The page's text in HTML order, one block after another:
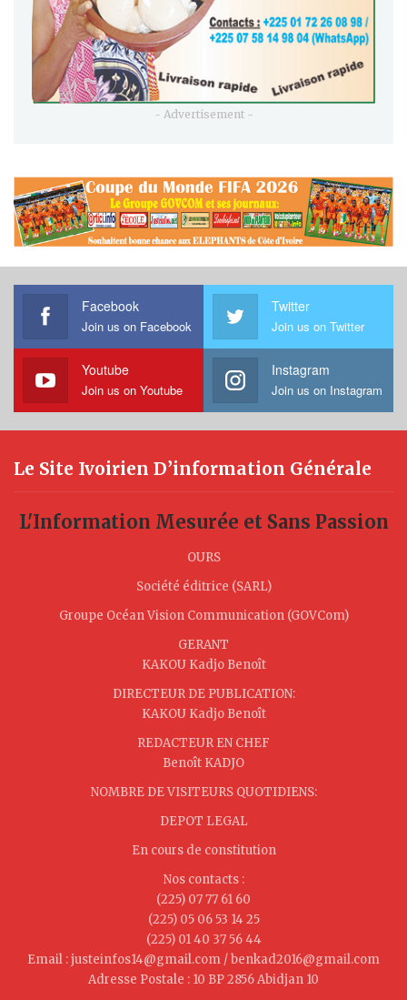
- Advertisement -
Facebook
Join us on Facebook
Twitter
Join us on Twitter
Youtube
Join us on Youtube
Instagram
Join us on Instagram
Le Site Ivoirien D’information Générale
L'Information Mesurée et Sans Passion
OURS
Société éditrice (SARL)
Groupe Océan Vision Communication (GOVCom)
GERANT
KAKOU Kadjo Benoît
DIRECTEUR DE PUBLICATION:
KAKOU Kadjo Benoît
REDACTEUR EN CHEF
Benoît KADJO
NOMBRE DE VISITEURS QUOTIDIENS:
DEPOT LEGAL
En cours de constitution
Nos contacts :
(225) 07 77 61 60
(225) 05 06 53 14 25
(225) 01 40 37 56 44
Email : justeinfos14@gmail.com / benkad2016@gmail.com
Adresse Postale : 10 BP 2856 Abidjan 10